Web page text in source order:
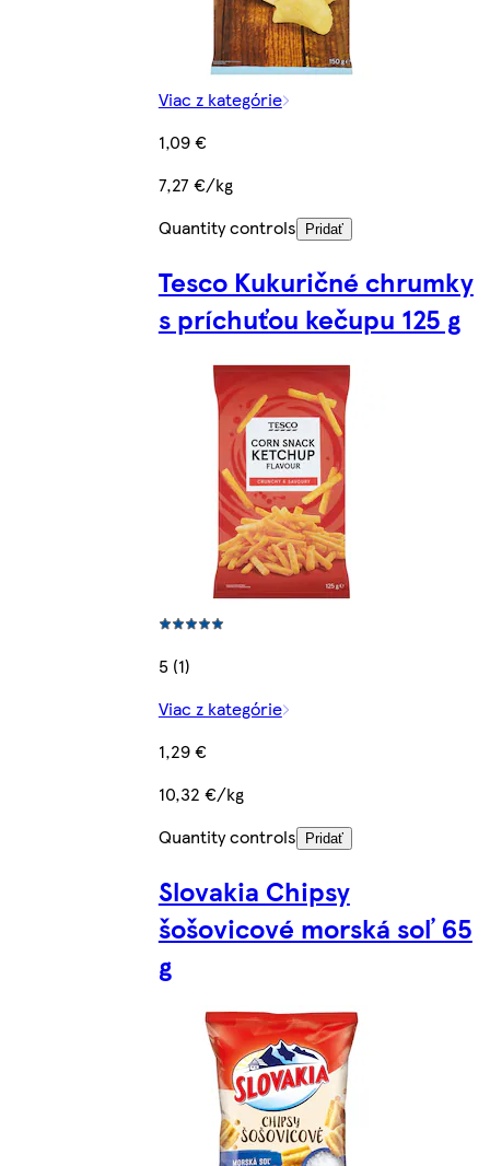
Viac z kategórie
1,09 €
7,27 €/kg
Quantity controls
Pridať
Tesco Kukuričné chrumky
s príchuťou kečupu 125 g
5 (1)
Viac z kategórie
1,29 €
10,32 €/kg
Quantity controls
Pridať
Slovakia Chipsy
šošovicové morská soľ 65
g